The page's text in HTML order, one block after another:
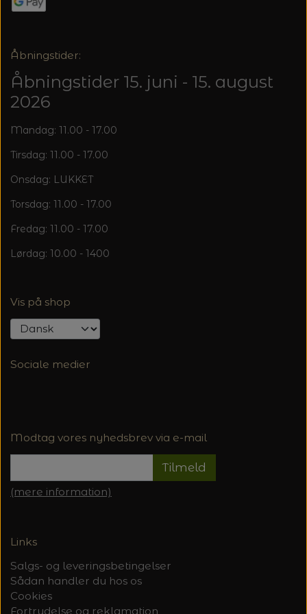
Åbningstider:
Åbningstider 15. juni - 15. august
2026
Mandag: 11.00 - 17.00
Tirsdag: 11.00 - 17.00
Onsdag: LUKKET
Torsdag: 11.00 - 17.00
Fredag: 11.00 - 17.00
Lørdag: 10.00 - 1400
Vis på shop
Sociale medier
Modtag vores nyhedsbrev via e-mail
Tilmeld
(mere information)
Links
Salgs- og leveringsbetingelser
Sådan handler du hos os
Cookies
Fortrydelse og reklamation